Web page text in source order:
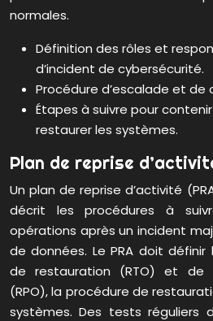
normales.
Définition des rôles et
d’incident de cybersécurité.
Procédure d’escalade et de
Étapes à suivre pour
restaurer les systèmes.
Plan de reprise
Un plan de reprise d’activité
décrit les procédures à
opérations après un incident
de données. Le PRA doit
de restauration (RTO) et de
(RPO), la procédure de
systèmes. Des tests réguliers